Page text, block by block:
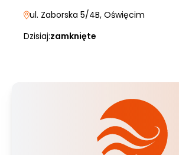
ul. Zaborska 5/4B, Oświęcim
Dzisiaj:zamknięte